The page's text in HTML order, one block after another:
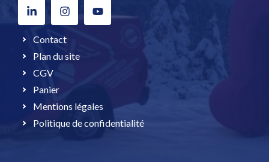
Contact
Plan du site
CGV
Panier
Mentions légales
Politique de confidentialité